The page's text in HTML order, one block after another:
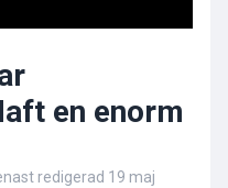
en enorm
redigerad 19 maj